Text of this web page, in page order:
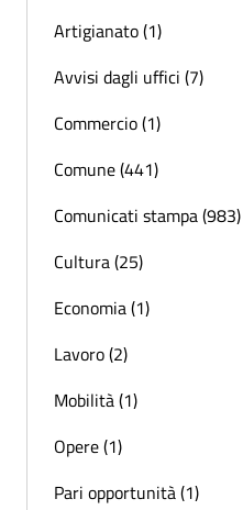
Artigianato (1)
Avvisi dagli uffici (7)
Commercio (1)
Comune (441)
Comunicati stampa (983)
Cultura (25)
Economia (1)
Lavoro (2)
Mobilità (1)
Opere (1)
Pari opportunità (1)